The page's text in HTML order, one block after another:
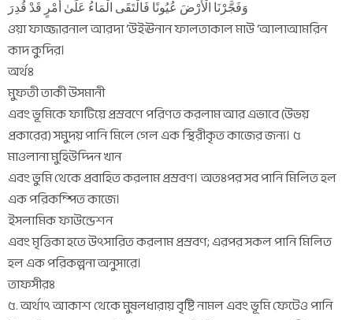
وَفَجَّرْنَا الْأَرْضَ عُيُونًا فَالْتَقَى الْمَاءُ عَلَىٰ أَمْرٍ قَدْ قُدِرَ
ওয়া ফাজ্জারনাল আরদা ‘উইঊনান ফালতাকাল মাউ ‘আলাআমরিন
কাদ কুদির।
অর্থঃ
মুফতী তাকী উসমানী
এবং ভূমিকে ফাটিয়ে প্রস্রবণে পরিণত করলাম আর এভাবে (উভয়
প্রকারের) সমুদয় পানি মিলে গেল এক স্থিরীকৃত কাজের জন্য। ৫
মাওলানা মুহিউদ্দিন খান
এবং ভুমি থেকে প্রবাহিত করলাম প্রস্রবণ। অতঃপর সব পানি মিলিত হল
এক পরিকম্পিত কাজে।
ইসলামিক ফাউন্ডেশন
এবং মৃত্তিকা হতে উৎসারিত করলাম প্রস্রবণ; এরপর সকল পানি মিলিত
হল এক পরিকল্পনা অনুসারে।
তাফসীরঃ
৫. অর্থাৎ আকাশ থেকে মুষলধারায় বৃষ্টি নামল এবং ভূমি ফেটেও পানি